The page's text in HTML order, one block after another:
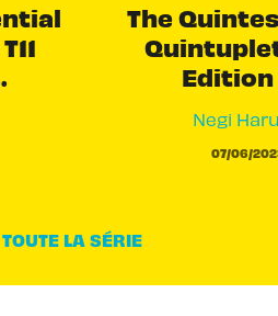
The
Negi
07/06/
LA SÉRIE